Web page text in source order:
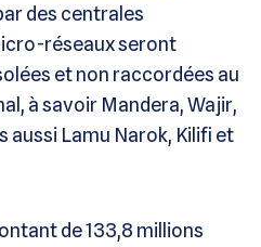
des centrales
réseaux seront
et non raccordées au
à savoir Mandera, Wajir,
aussi Lamu Narok, Kilifi et
de 133,8 millions